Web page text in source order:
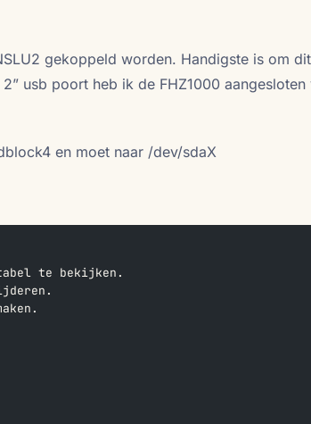
gekoppeld worden. Handigste is om
usb poort heb ik de FHZ1000
en moet naar /dev/sdaX
te bekijken.